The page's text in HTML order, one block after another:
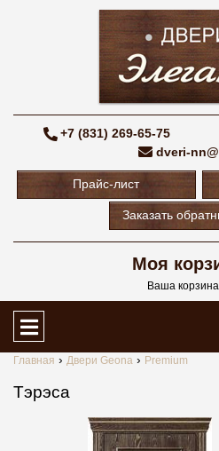
+7 (831) 269-65-75
dveri-
Прайс-лист
Заказать
Моя
Ваша
Главная Двери Geona Premium
Тэрэса